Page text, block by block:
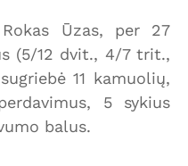
Ūzas, per 27
(5/12 dvit., 4/7 trit.,
11 kamuolių,
5 sykius
balus.